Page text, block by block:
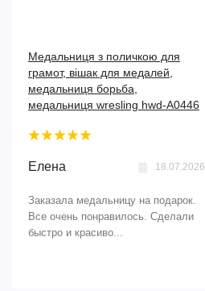
Медальниця з поличкою для
грамот, вішак для медалей,
медальниця борьба,
медальниця wresling hwd-А0446
Елена 18.07.2026
Заказала медальницу на подарок.
Все очень понравилось. Сделали
быстро и красиво...